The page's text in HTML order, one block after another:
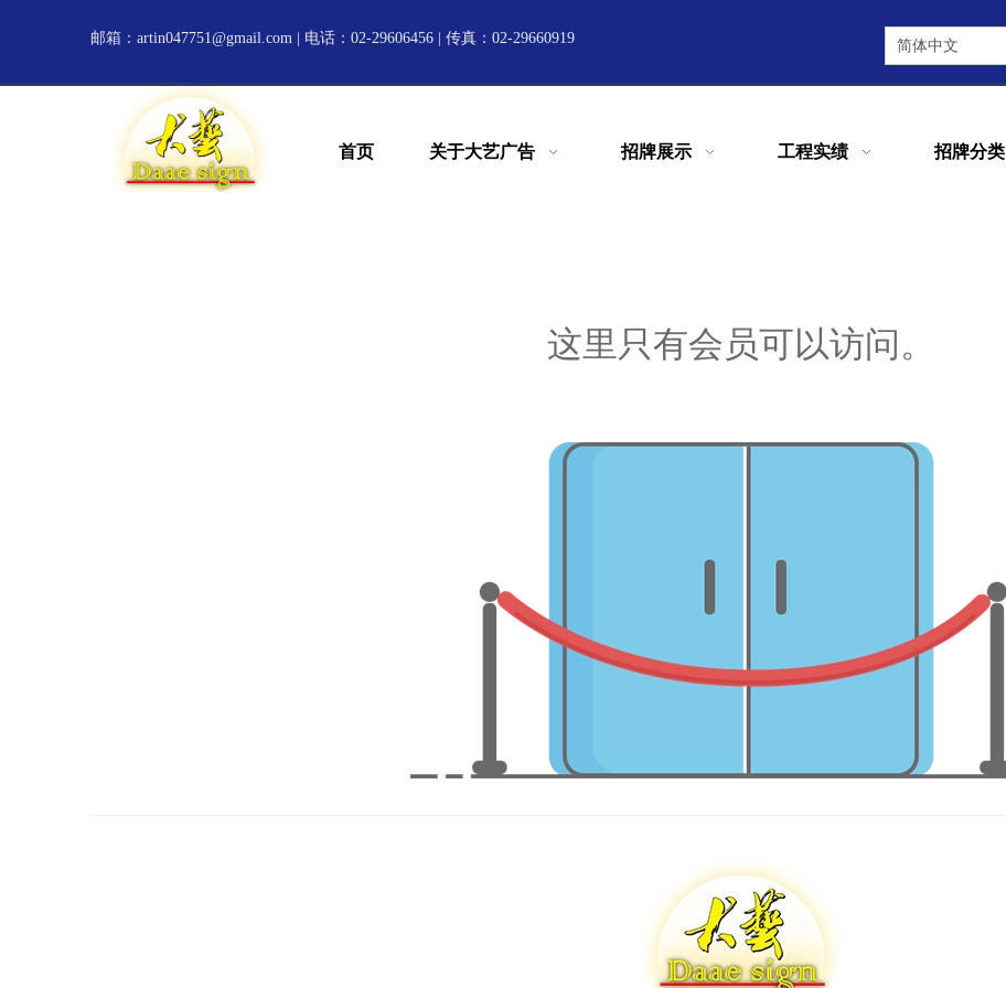
邮箱： artin047751@gmail.com | 电话：02-29606456 | 传真：02-29660919 简体中文
首页 关于大艺广告 招牌展示 工程实绩 招牌分类
这里只有会员可以访问。